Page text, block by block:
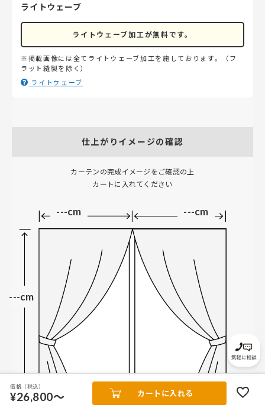
ライトウェーブ
ライトウェーブ加工が無料です。
※掲載画像には全てライトウェーブ加工を施しております。（フ
ラット縫製を除く）
ライトウェーブ
仕上がりイメージの確認
カーテンの完成イメージをご確認の上
カートに入れてください
---cm ---cm
---cm
価格（税込）
¥26,800～ カートに入れる